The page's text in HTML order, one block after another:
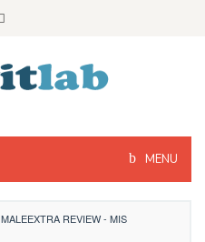
MENU
MALEEXTRA REVIEW - MIS